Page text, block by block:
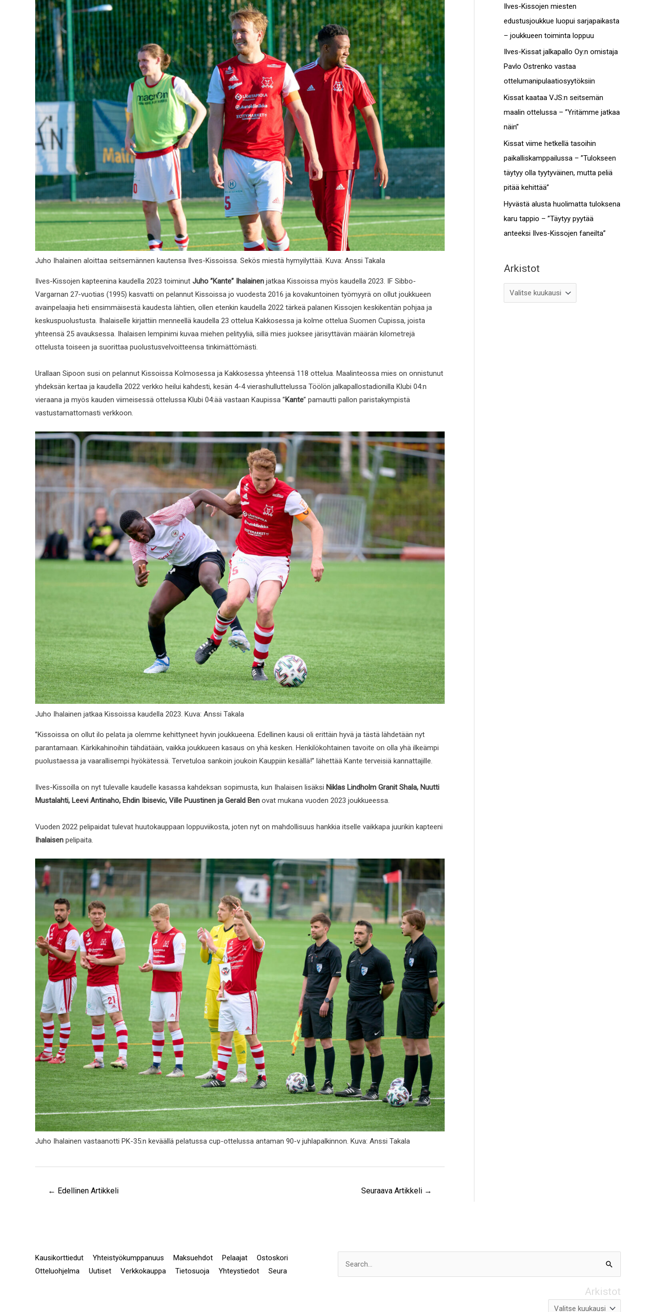
Juho Ihalainen aloittaa seitsemännen kautensa Ilves-Kissoissa. Sekös miestä hymyilyttää. Kuva: Anssi Takala
Ilves-Kissojen kapteenina kaudella 2023 toiminut Juho ”Kante” Ihalainen jatkaa Kissoissa myös kaudella 2023. IF Sibbo-
Vargarnan 27-vuotias (1995) kasvatti on pelannut Kissoissa jo vuodesta 2016 ja kovakuntoinen työmyyrä on ollut joukkueen
avainpelaajia heti ensimmäisestä kaudesta lähtien, ollen etenkin kaudella 2022 tärkeä palanen Kissojen keskikentän pohjaa ja
keskuspuolustusta. Ihalaiselle kirjattiin menneellä kaudella 23 ottelua Kakkosessa ja kolme ottelua Suomen Cupissa, joista
yhteensä 25 avauksessa. Ihalaisen lempinimi kuvaa miehen pelityyliä, sillä mies juoksee järisyttävän määrän kilometrejä
ottelusta toiseen ja suorittaa puolustusvelvoitteensa tinkimättömästi.
Urallaan Sipoon susi on pelannut Kissoissa Kolmosessa ja Kakkosessa yhteensä 118 ottelua. Maalinteossa mies on onnistunut
yhdeksän kertaa ja kaudella 2022 verkko heilui kahdesti, kesän 4-4 vierashulluttelussa Töölön jalkapallostadionilla Klubi 04:n
vieraana ja myös kauden viimeisessä ottelussa Klubi 04:ää vastaan Kaupissa ”Kante” pamautti pallon paristakympistä
vastustamattomasti verkkoon.
Juho Ihalainen jatkaa Kissoissa kaudella 2023. Kuva: Anssi Takala
”Kissoissa on ollut ilo pelata ja olemme kehittyneet hyvin joukkueena. Edellinen kausi oli erittäin hyvä ja tästä lähdetään nyt
parantamaan. Kärkikahinoihin tähdätään, vaikka joukkueen kasaus on yhä kesken. Henkilökohtainen tavoite on olla yhä ilkeämpi
puolustaessa ja vaarallisempi hyökätessä. Tervetuloa sankoin joukoin Kauppiin kesällä!” lähettää Kante terveisiä kannattajille.
Ilves-Kissoilla on nyt tulevalle kaudelle kasassa kahdeksan sopimusta, kun Ihalaisen lisäksi Niklas Lindholm Granit Shala, Nuutti
Mustalahti, Leevi Antinaho, Ehdin Ibisevic, Ville Puustinen ja Gerald Ben ovat mukana vuoden 2023 joukkueessa.
Vuoden 2022 pelipaidat tulevat huutokauppaan loppuviikosta, joten nyt on mahdollisuus hankkia itselle vaikkapa juurikin kapteeni
Ihalaisen pelipaita.
Juho Ihalainen vastaanotti PK-35:n keväällä pelatussa cup-ottelussa antaman 90-v juhlapalkinnon. Kuva: Anssi Takala
← Edellinen Artikkeli Seuraava Artikkeli →
c
h
f
o
r
Ilves-Kissojen miesten
edustusjoukkue luopui sarjapaikasta
– joukkueen toiminta loppuu
Ilves-Kissat jalkapallo Oy:n omistaja
Pavlo Ostrenko vastaa
ottelumanipulaatiosyytöksiin
Kissat kaataa VJS:n seitsemän
maalin ottelussa – ”Yritämme jatkaa
näin”
Kissat viime hetkellä tasoihin
paikalliskamppailussa – ”Tulokseen
täytyy olla tyytyväinen, mutta peliä
pitää kehittää”
Hyvästä alusta huolimatta tuloksena
karu tappio – ”Täytyy pyytää
anteeksi Ilves-Kissojen faneilta”
Arkistot
t
o
Kausikorttiedut Yhteistyökumppanuus Maksuehdot Pelaajat
Ostoskori
Otteluohjelma
Uutiset Verkkokauppa Tietosuoja Yhteystiedot Seura
Search
for:
Arkistot